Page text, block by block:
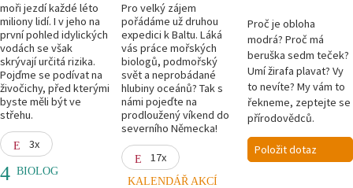
moři jezdí každé léto
miliony lidí. I v jeho na
první pohled idylických
vodách se však
skrývají určitá rizika.
Pojďme se podívat na
živočichy, před kterými
byste měli být ve
střehu.
3x
BIOLOG
Pro velký zájem
pořádáme už druhou
expedici k Baltu. Láká
vás práce mořských
biologů, podmořský
svět a neprobádané
hlubiny oceánů? Tak s
námi pojeďte na
prodloužený víkend do
severního Německa!
17x
KALENDÁŘ AKCÍ
Proč je obloha
modrá? Proč má
beruška sedm teček?
Umí žirafa plavat? Vy
to nevíte? My vám to
řekneme, zeptejte se
přírodovědců.
Položit dotaz